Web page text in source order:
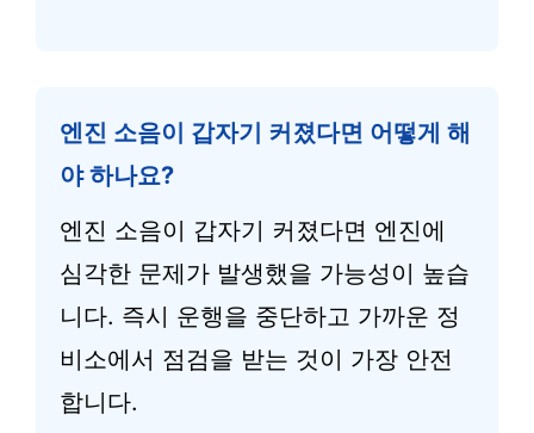
엔진 소음이 갑자기 커졌다면 어떻게 해
야 하나요?
엔진 소음이 갑자기 커졌다면 엔진에
심각한 문제가 발생했을 가능성이 높습
니다. 즉시 운행을 중단하고 가까운 정
비소에서 점검을 받는 것이 가장 안전
합니다.